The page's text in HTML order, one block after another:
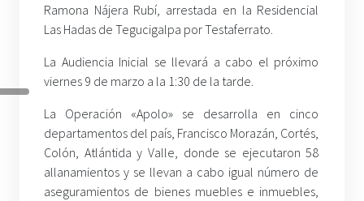
Ramona Nájera Rubí, arrestada en la Residencial
Las Hadas de Tegucigalpa por Testaferrato.
La Audiencia Inicial se llevará a cabo el próximo
viernes 9 de marzo a la 1:30 de la tarde.
La Operación «Apolo» se desarrolla en cinco
departamentos del país, Francisco Morazán, Cortés,
Colón, Atlántida y Valle, donde se ejecutaron 58
allanamientos y se llevan a cabo igual número de
aseguramientos de bienes muebles e inmuebles,